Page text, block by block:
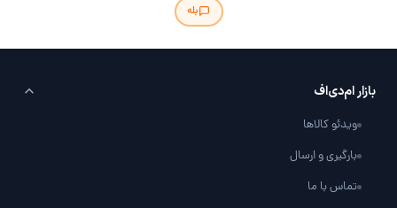
بله
بازار ام‌دی‌اف
ویدئو کالاها
بارگیری و ارسال
تماس با ما